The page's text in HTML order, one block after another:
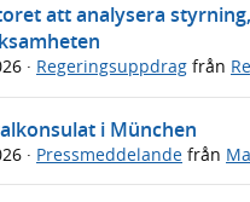
att analysera
· Regeringsuppdrag från
i München
· Pressmeddelande från